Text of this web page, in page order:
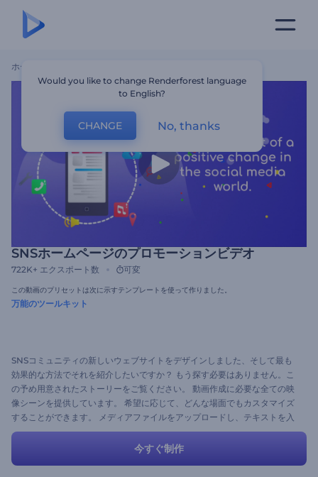
ホーム
SNSホームページのプロモーションビデオ
722K+ エクスポート数 可変
この動画のプリセットは次に示すテンプレートを使って作りました。
万能のツールキット
SNSコミュニティの新しいウェブサイトをデザインしました、そして最も
効果的な方法でそれを紹介したいですか？ もう探す必要はありません。こ
の予め用意されたストーリーをご覧ください。 動画作成に必要な全ての映
像シーンを提供しています。 希望に応じて、どんな場面でもカスタマイズ
することができます。 メディアファイルをアップロードし、テキストを入
力して、ホームページのプロモーションビデオを作成しましょう！
今すぐ制作
Would you like to change Renderforest language
to English?
CHANGE No, thanks